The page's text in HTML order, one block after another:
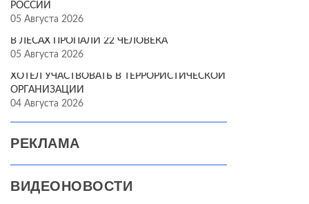
РОССИИ
05 Августа 2026
В ЛЕСАХ ПРОПАЛИ 22 ЧЕЛОВЕКА
05 Августа 2026
ХОТЕЛ УЧАСТВОВАТЬ В ТЕРРОРИСТИЧЕСКОЙ
ОРГАНИЗАЦИИ
04 Августа 2026
РЕКЛАМА
ВИДЕОНОВОСТИ